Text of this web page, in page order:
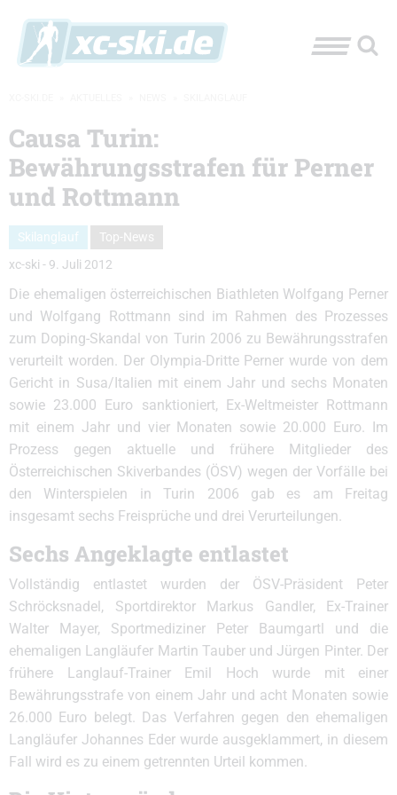
Causa Turin:
Bewährungsstrafen für Perner
und Rottmann
Skilanglauf
Top-News
xc-ski - 9. Juli 2012
Die ehemaligen österreichischen Biathleten Wolfgang Perner
und Wolfgang Rottmann sind im Rahmen des Prozesses
zum Doping-Skandal von Turin 2006 zu Bewährungsstrafen
verurteilt worden. Der Olympia-Dritte Perner wurde von dem
Gericht in Susa/Italien mit einem Jahr und sechs Monaten
sowie 23.000 Euro sanktioniert, Ex-Weltmeister Rottmann
mit einem Jahr und vier Monaten sowie 20.000 Euro. Im
Prozess gegen aktuelle und frühere Mitglieder des
Österreichischen Skiverbandes (ÖSV) wegen der Vorfälle bei
den Winterspielen in Turin 2006 gab es am Freitag
insgesamt sechs Freisprüche und drei Verurteilungen.
Sechs Angeklagte entlastet
Vollständig entlastet wurden der ÖSV-Präsident Peter
Schröcksnadel, Sportdirektor Markus Gandler, Ex-Trainer
Walter Mayer, Sportmediziner Peter Baumgartl und die
ehemaligen Langläufer Martin Tauber und Jürgen Pinter. Der
frühere Langlauf-Trainer Emil Hoch wurde mit einer
Bewährungsstrafe von einem Jahr und acht Monaten sowie
26.000 Euro belegt. Das Verfahren gegen den ehemaligen
Langläufer Johannes Eder wurde ausgeklammert, in diesem
Fall wird es zu einem getrennten Urteil kommen.